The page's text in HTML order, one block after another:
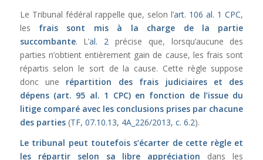
Le Tribunal fédéral rappelle que, selon l’art. 106 al. 1 CPC,
les frais sont mis à la charge de la partie
succombante. L’al. 2 précise que, lorsqu’aucune des
parties n’obtient entièrement gain de cause, les frais sont
répartis selon le sort de la cause. Cette règle suppose
donc une répartition des frais judiciaires et des
dépens (art. 95 al. 1 CPC) en fonction de l’issue du
litige comparé avec les conclusions prises par chacune
des parties(TF, 07.10.13, 4A_226/2013, c. 6.2).
Le tribunal peut toutefois s’écarter de cette règle et
les répartir selon sa libre appréciation dans les